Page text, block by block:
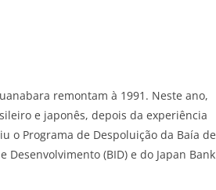
remontam à 1991. Neste ano,
e japonês, depois da experiência
o Programa de Despoluição da Baía de
Desenvolvimento (BID) e do Japan Bank